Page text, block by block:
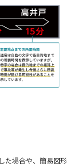
た場合や、簡易図形